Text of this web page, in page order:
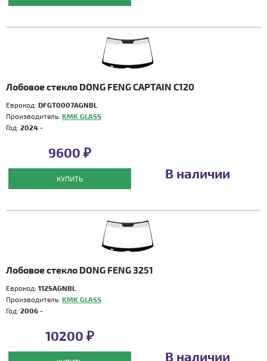
Лобовое стекло DONG FENG CAPTAIN C120
Еврокод: DFGT0007AGNBL
Производитель: KMK GLASS
Год: 2024 -
9600 ₽
КУПИТЬ В наличии
Лобовое стекло DONG FENG 3251
Еврокод: 1125AGNBL
Производитель: KMK GLASS
Год: 2006 -
10200 ₽
В наличии